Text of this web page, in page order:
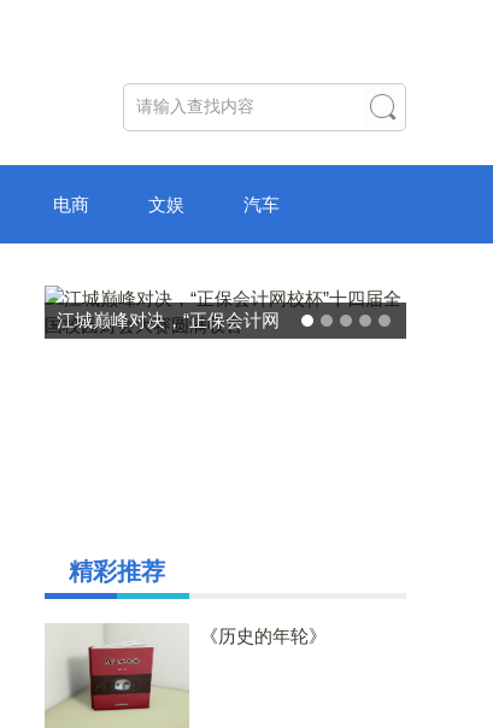
电商 文娱 汽车
江城巅峰对决，“正保会计网
破局“纸面教
精彩推荐
《历史的年轮》